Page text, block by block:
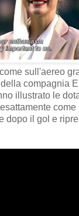
sull'aereo
compagnia
illustrato le
dopo il gol e